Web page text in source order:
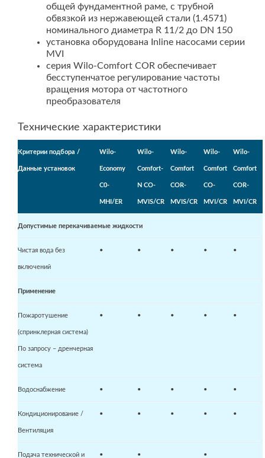
общей фундаментной раме, с трубной
обвязкой из нержавеющей стали (1.4571)
номинального диаметра R 11/2 до DN 150
установка оборудована Inline насосами серии
MVI
серия Wilo-Comfort COR обеспечивает
бесступенчатое регулирование частоты
вращения мотора от частотного
преобразователя
Технические характеристики
Критерии подбора /
Данные установок
Wilo-
Economy
C0-
MHI/ER
Wilo-
Comfort-
N CO-
MVIS/CR
Wilo-
Comfort
COR-
MVIS/CR
Wilo-
Comfort
CO-
MVI/CR
Wilo-
Comfort
COR-
MVI/CR
Допустимые перекачиваемые жидкости
Чистая вода без
включений
• • • • •
Применение
Пожаротушение
(спринклерная система)
По запросу – дренчерная
система
• • • • •
Водоснабжение • • • • •
Кондиционирование /
Вентиляция
• • • • •
Подача технической и • • •